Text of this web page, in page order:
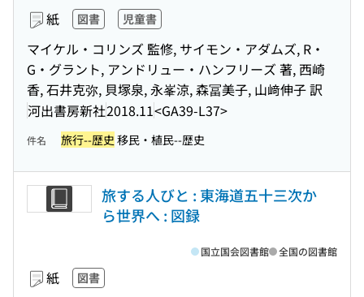
紙 図書 児童書
マイケル・コリンズ 監修, サイモン・アダムズ, R・
G・グラント, アンドリュー・ハンフリーズ 著, 西崎
香, 石井克弥, 貝塚泉, 永峯涼, 森冨美子, 山﨑伸子 訳
河出書房新社2018.11<GA39-L37>
件名 旅行--歴史 移民・植民--歴史
旅する人びと : 東海道五十三次か
ら世界へ : 図録
紙 図書
国立国会図書館 全国の図書館